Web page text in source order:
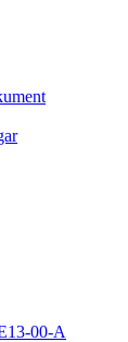
00-A